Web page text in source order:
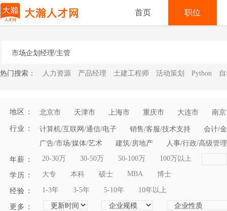
首页 职位
热门搜索： 人力资源 产品经理 土建工程师 活动策划 Python
地区： 北京市 天津市 上海市 重庆市 大连市 南
行业： 计算机/互联网/通信/电子 销售/客服/技术支持
会计/
广告/市场/媒体/艺术
建筑/房地产 人事/行政/高级管理
年薪： 20-30万 30-50万 50-100万 100万以上
学历： 大专 本科 硕士 MBA 博士
经验： 1-3年 3-5年 5-10年 10年以上
更多：